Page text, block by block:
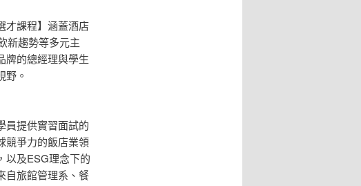
才課程】涵蓋酒店
新趨勢等多元主
牌的總經理與學生
野。
員提供實習面試的
競爭力的飯店業領
以及ESG理念下的
自旅館管理系、餐